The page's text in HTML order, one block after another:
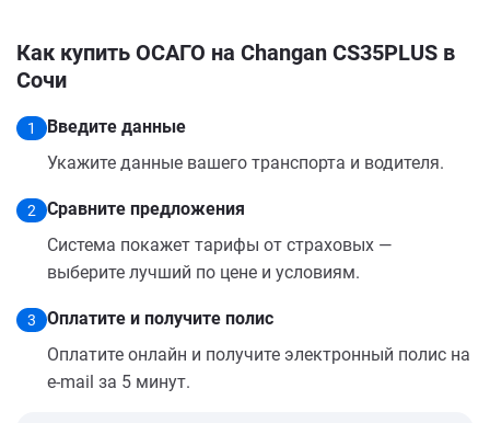
Как купить ОСАГО на Changan CS35PLUS в
Сочи
1
Введите данные
Укажите данные вашего транспорта и водителя.
2
Сравните предложения
Система покажет тарифы от страховых —
выберите лучший по цене и условиям.
3
Оплатите и получите полис
Оплатите онлайн и получите электронный полис на
e-mail за 5 минут.